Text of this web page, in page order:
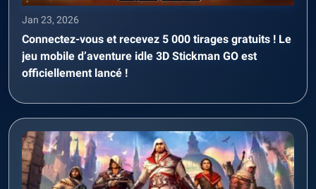
Jan 23, 2026
Connectez-vous et recevez 5 000 tirages gratuits ! Le
jeu mobile d’aventure idle 3D Stickman GO est
officiellement lancé !